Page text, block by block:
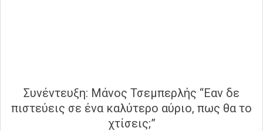
Συνέντευξη: Μάνος Τσεμπερλής “Εαν δε
πιστεύεις σε ένα καλύτερο αύριο, πως θα το
χτίσεις;”